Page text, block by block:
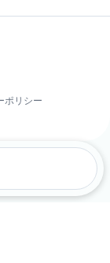
ポリシー